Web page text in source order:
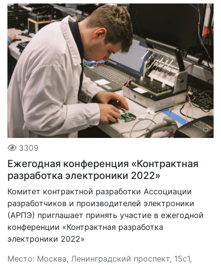
3309
Ежегодная конференция «Контрактная
разработка электроники 2022»
Комитет контрактной разработки Ассоциации
разработчиков и производителей электроники
(АРПЭ) приглашает принять участие в ежегодной
конференции «Контрактная разработка
электроники 2022»
Место: Москва, Ленинградский проспект, 15с1,